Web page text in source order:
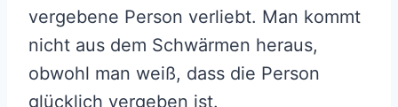
vergebene Person verliebt. Man kommt
nicht aus dem Schwärmen heraus,
obwohl man weiß, dass die Person
glücklich vergeben ist.